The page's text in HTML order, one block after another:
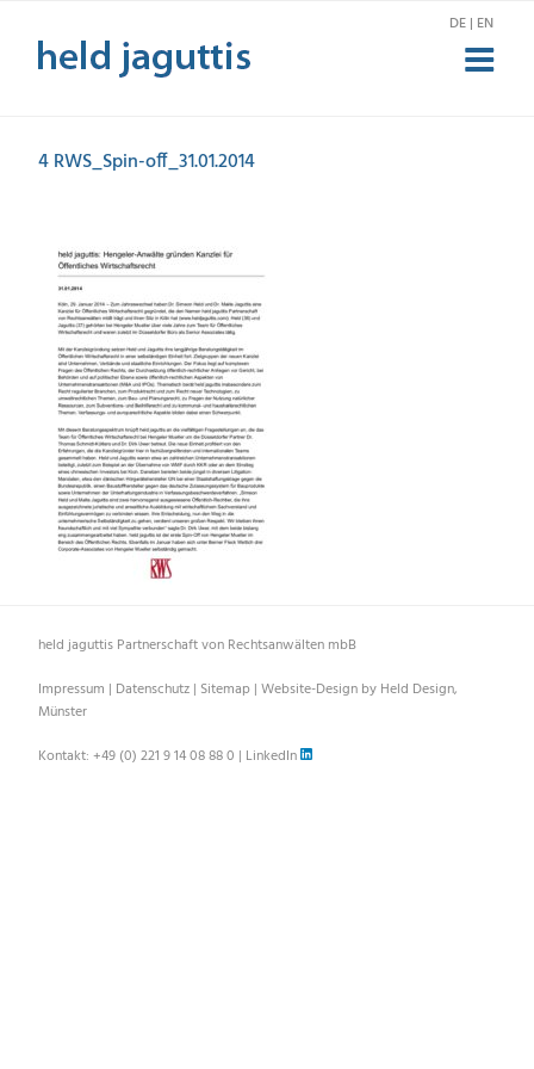
Inhalt
springen
DE | EN
4 RWS_Spin-off_31.01.2014
held jaguttis Partnerschaft von Rechtsanwälten mbB
Impressum | Datenschutz | Sitemap | Website-Design by Held Design,
Münster
Kontakt: +49 (0) 221 9 14 08 88 0 | LinkedIn